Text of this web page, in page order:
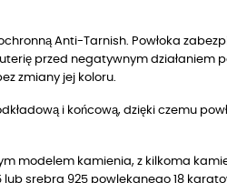
Anti-Tarnish. Powłoka
przed negatywnym działaniem
zmiany jej koloru.
i końcową, dzięki czemu
modelem kamienia, z kilkoma
srebra 925 powlekanego 18